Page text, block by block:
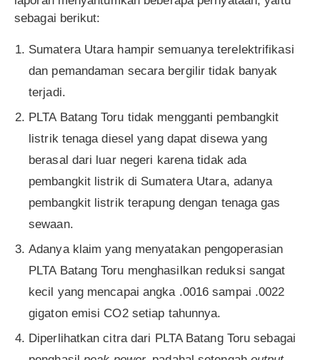
sebagai berikut:
Sumatera Utara hampir semuanya terelektrifikasi
dan pemandaman secara bergilir tidak banyak
terjadi.
PLTA Batang Toru tidak mengganti pembangkit
listrik tenaga diesel yang dapat disewa yang
berasal dari luar negeri karena tidak ada
pembangkit listrik di Sumatera Utara, adanya
pembangkit listrik terapung dengan tenaga gas
sewaan.
Adanya klaim yang menyatakan pengoperasian
PLTA Batang Toru menghasilkan reduksi sangat
kecil yang mencapai angka .0016 sampai .0022
gigaton emisi CO2 setiap tahunnya.
Diperlihatkan citra dari PLTA Batang Toru sebagai